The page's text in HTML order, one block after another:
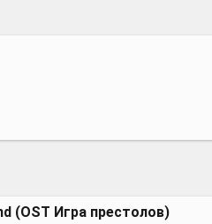
(OST Игра престолов)